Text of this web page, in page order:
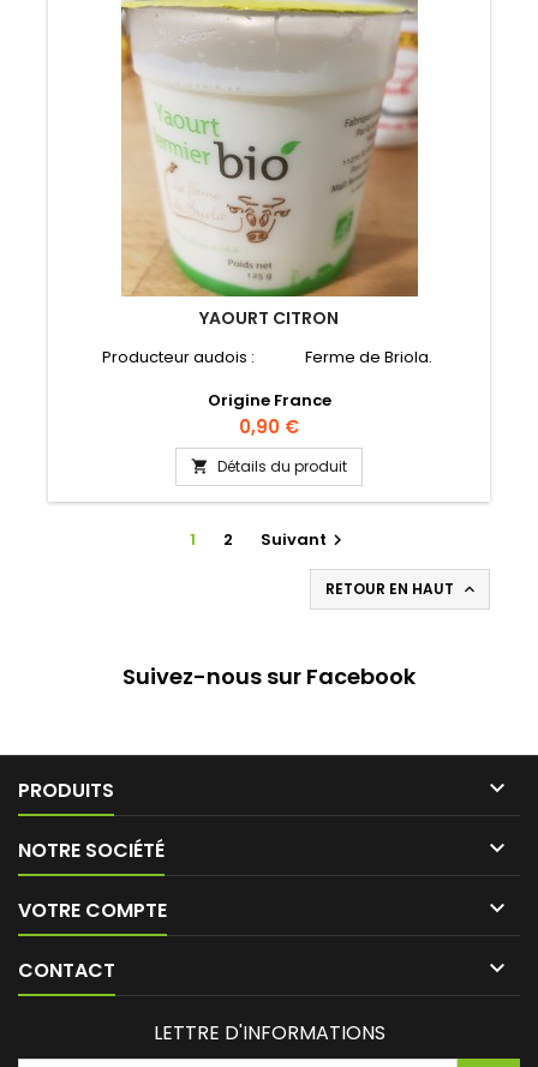
YAOURT CITRON
Producteur audois : Ferme de Briola.
Origine France
Prix
0,90 €
 Détails du produit
1 2 Suivant 
RETOUR EN HAUT 
Suivez-nous sur Facebook
PRODUITS 
NOTRE SOCIÉTÉ 
VOTRE COMPTE 
CONTACT 
LETTRE D'INFORMATIONS